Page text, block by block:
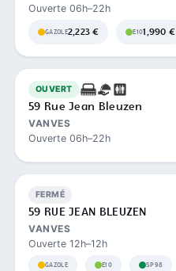
Ouverte 06h–22h
GAZOLE2,223 € E101,990 €
OUVERT
59 Rue Jean Bleuzen
VANVES
Ouverte 06h–22h
FERMÉ
59 RUE JEAN BLEUZEN
VANVES
Ouverte 12h–12h
GAZOLE E10 SP98